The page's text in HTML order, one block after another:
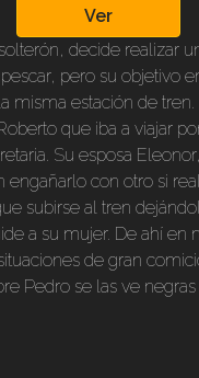
Ver
decide realizar
pero su objetivo
misma estación de
que iba a viajar
Su esposa
engañarlo con otro si
subirse al tren
a su mujer. De ahí en
de gran
Pedro se las ve